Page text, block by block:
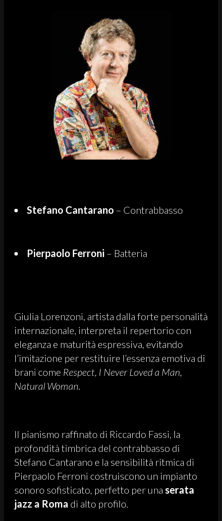
Stefano Cantarano – Contrabbasso
Pierpaolo Ferroni – Batteria
Giulia Lorenzoni, artista dalla forte personalità
internazionale, interpreta il repertorio con
eleganza e maturità espressiva, evitando
l’imitazione per restituire l’essenza emotiva di
brani come Respect, I Never Loved a Man,
Natural Woman.
Il pianismo raffinato di Riccardo Fassi, la
profondità timbrica del contrabbasso di
Stefano Cantarano e la sensibilità ritmica di
Pierpaolo Ferroni costruiscono un impianto
sonoro sofisticato, perfetto per una serata
jazz a Roma di alto profilo.